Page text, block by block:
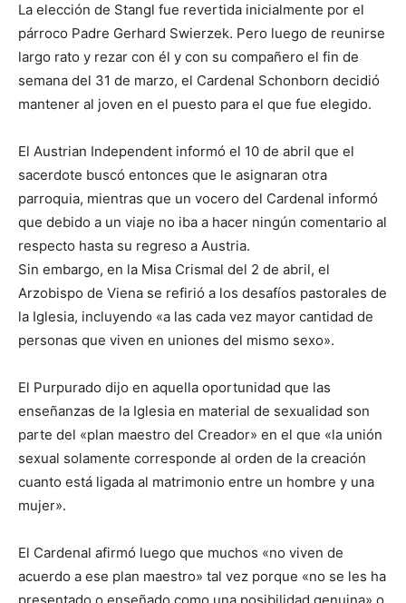
La elección de Stangl fue revertida inicialmente por el
párroco Padre Gerhard Swierzek. Pero luego de reunirse
largo rato y rezar con él y con su compañero el fin de
semana del 31 de marzo, el Cardenal Schonborn decidió
mantener al joven en el puesto para el que fue elegido.
El Austrian Independent informó el 10 de abril que el
sacerdote buscó entonces que le asignaran otra
parroquia, mientras que un vocero del Cardenal informó
que debido a un viaje no iba a hacer ningún comentario al
respecto hasta su regreso a Austria.
Sin embargo, en la Misa Crismal del 2 de abril, el
Arzobispo de Viena se refirió a los desafíos pastorales de
la Iglesia, incluyendo «a las cada vez mayor cantidad de
personas que viven en uniones del mismo sexo».
El Purpurado dijo en aquella oportunidad que las
enseñanzas de la Iglesia en material de sexualidad son
parte del «plan maestro del Creador» en el que «la unión
sexual solamente corresponde al orden de la creación
cuanto está ligada al matrimonio entre un hombre y una
mujer».
El Cardenal afirmó luego que muchos «no viven de
acuerdo a ese plan maestro» tal vez porque «no se les ha